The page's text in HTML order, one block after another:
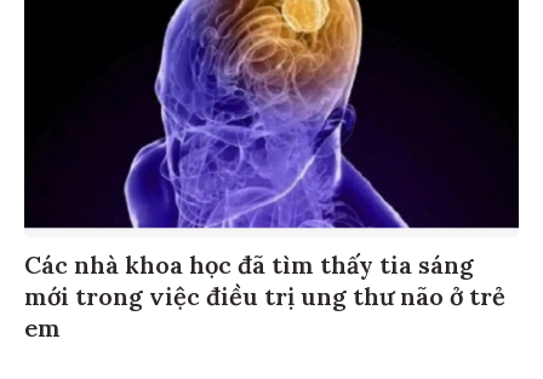
Các nhà khoa học đã tìm thấy tia sáng
mới trong việc điều trị ung thư não ở trẻ
em